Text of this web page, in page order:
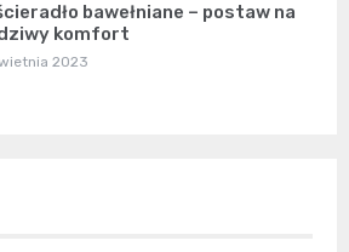
bawełniane – postaw na
komfort
2023